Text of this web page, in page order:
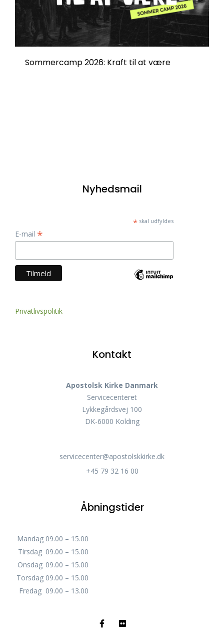
Sommercamp 2026: Kraft til at være
Nyhedsmail
*skal udfyldes
E-mail *
Privatlivspolitik
Kontakt
Apostolsk Kirke Danmark
Servicecenteret
Lykkegårdsvej 100
DK-6000 Kolding
servicecenter@apostolskkirke.dk
+45 79 32 16 00
Åbningstider
Mandag 09.00 – 15.00
Tirsdag 09.00 – 15.00
Onsdag 09.00 – 15.00
Torsdag 09.00 – 15.00
Fredag 09.00 – 13.00